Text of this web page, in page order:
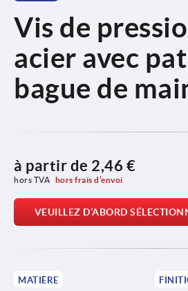
Vis de
acier avec
bague de
à partir de 2,46 €
hors TVA hors frais d’envoi
VEUILLEZ D’ABORD
MATIÈRE